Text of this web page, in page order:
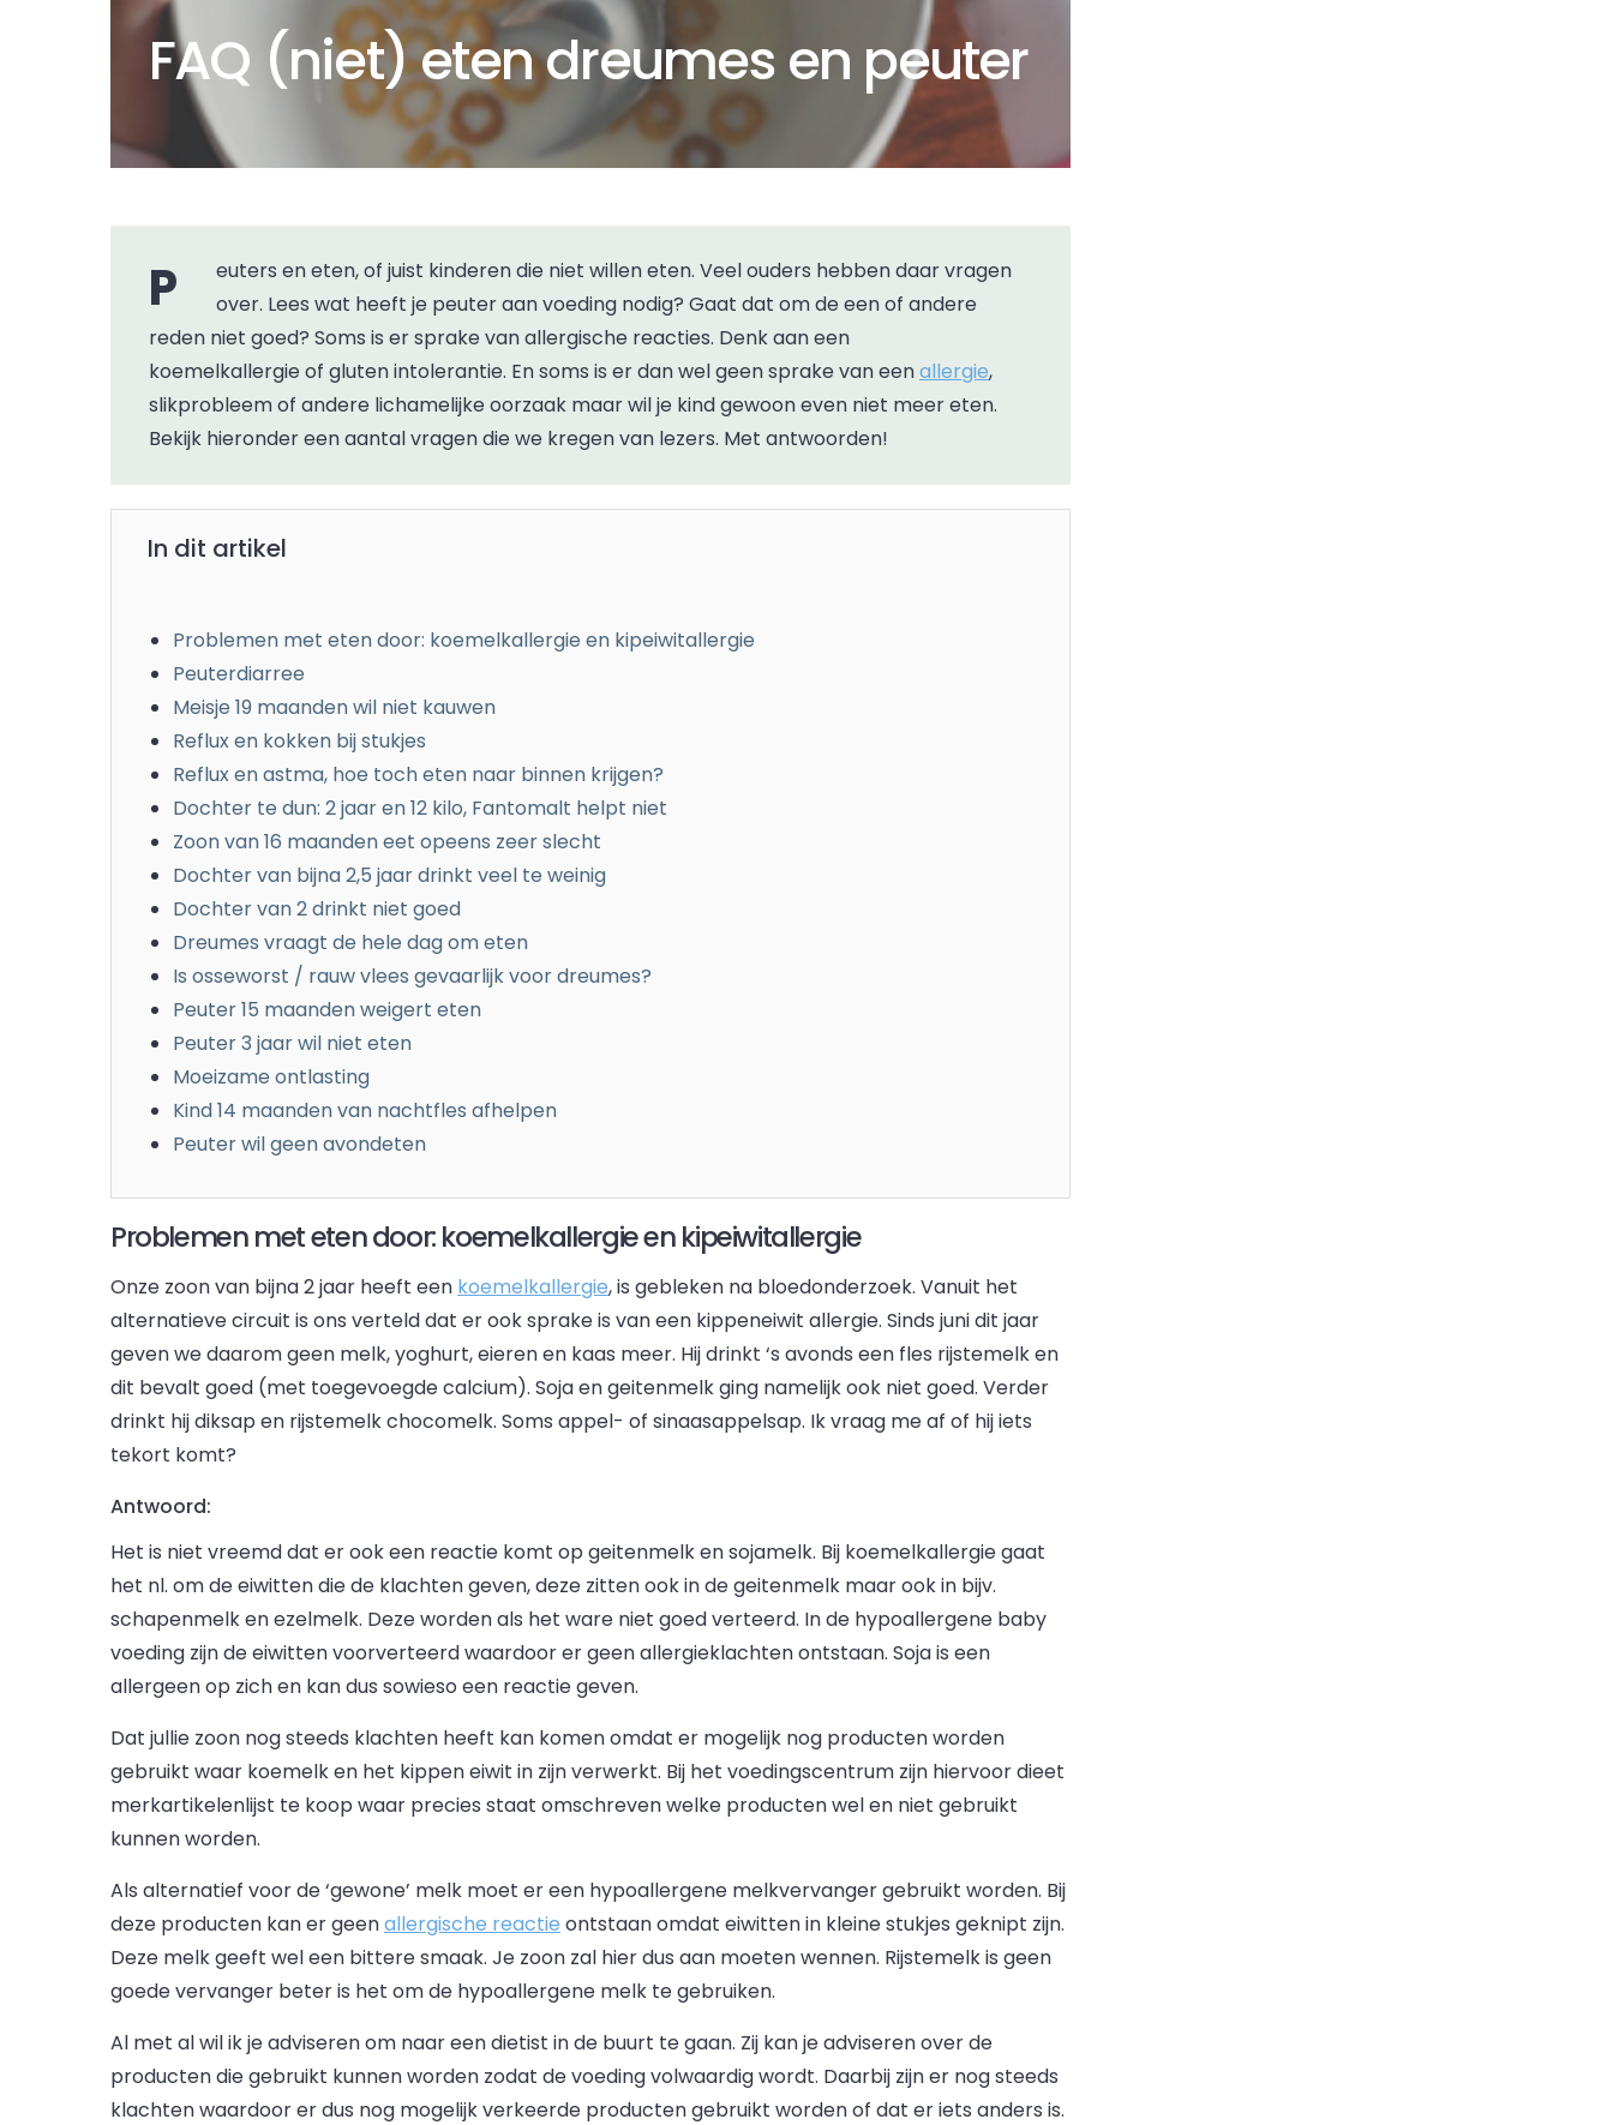
FAQ (niet) eten dreumes en peuter
Peuters en eten, of juist kinderen die niet willen eten. Veel ouders hebben daar vragen
over. Lees wat heeft je peuter aan voeding nodig? Gaat dat om de een of andere
reden niet goed? Soms is er sprake van allergische reacties. Denk aan een
koemelkallergie of gluten intolerantie. En soms is er dan wel geen sprake van eenallergie,
slikprobleem of andere lichamelijke oorzaak maar wil je kind gewoon even niet meer eten.
Bekijk hieronder een aantal vragen die we kregen van lezers. Met antwoorden!
In dit artikel
Problemen met eten door: koemelkallergie en kipeiwitallergie
Peuterdiarree
Meisje 19 maanden wil niet kauwen
Reflux en kokken bij stukjes
Reflux en astma, hoe toch eten naar binnen krijgen?
Dochter te dun: 2 jaar en 12 kilo, Fantomalt helpt niet
Zoon van 16 maanden eet opeens zeer slecht
Dochter van bijna 2,5 jaar drinkt veel te weinig
Dochter van 2 drinkt niet goed
Dreumes vraagt de hele dag om eten
Is osseworst / rauw vlees gevaarlijk voor dreumes?
Peuter 15 maanden weigert eten
Peuter 3 jaar wil niet eten
Moeizame ontlasting
Kind 14 maanden van nachtfles afhelpen
Peuter wil geen avondeten
Problemen met eten door: koemelkallergie en kipeiwitallergie
Onze zoon van bijna 2 jaar heeft een koemelkallergie, is gebleken na bloedonderzoek. Vanuit het
alternatieve circuit is ons verteld dat er ook sprake is van een kippeneiwit allergie. Sinds juni dit jaar
geven we daarom geen melk, yoghurt, eieren en kaas meer. Hij drinkt ‘s avonds een fles rijstemelk en
dit bevalt goed (met toegevoegde calcium). Soja en geitenmelk ging namelijk ook niet goed. Verder
drinkt hij diksap en rijstemelk chocomelk. Soms appel- of sinaasappelsap. Ik vraag me af of hij iets
tekort komt?
Antwoord:
Het is niet vreemd dat er ook een reactie komt op geitenmelk en sojamelk. Bij koemelkallergie gaat
het nl. om de eiwitten die de klachten geven, deze zitten ook in de geitenmelk maar ook in bijv.
schapenmelk en ezelmelk. Deze worden als het ware niet goed verteerd. In de hypoallergene baby
voeding zijn de eiwitten voorverteerd waardoor er geen allergieklachten ontstaan. Soja is een
allergeen op zich en kan dus sowieso een reactie geven.
Dat jullie zoon nog steeds klachten heeft kan komen omdat er mogelijk nog producten worden
gebruikt waar koemelk en het kippen eiwit in zijn verwerkt. Bij het voedingscentrum zijn hiervoor dieet
merkartikelenlijst te koop waar precies staat omschreven welke producten wel en niet gebruikt
kunnen worden.
Als alternatief voor de ‘gewone’ melk moet er een hypoallergene melkvervanger gebruikt worden. Bij
deze producten kan er geenallergische reactie ontstaan omdat eiwitten in kleine stukjes geknipt zijn.
Deze melk geeft wel een bittere smaak. Je zoon zal hier dus aan moeten wennen. Rijstemelk is geen
goede vervanger beter is het om de hypoallergene melk te gebruiken.
Al met al wil ik je adviseren om naar een dietist in de buurt te gaan. Zij kan je adviseren over de
producten die gebruikt kunnen worden zodat de voeding volwaardig wordt. Daarbij zijn er nog steeds
klachten waardoor er dus nog mogelijk verkeerde producten gebruikt worden of dat er iets anders is.